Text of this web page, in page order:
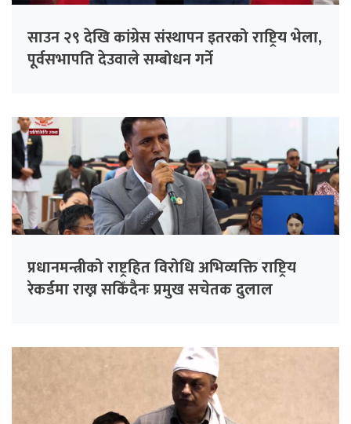
साउन २९ देखि कांग्रेस संस्थापन इतरको राष्ट्रिय भेला,
पूर्वसभापति देउवाले सम्बोधन गर्ने
प्रधानमन्त्रीको राष्ट्रहित विरोधि अभिव्यक्ति राष्ट्रिय
रेकर्डमा राख्न सकिँदैनः प्रमुख सचेतक दुलाल